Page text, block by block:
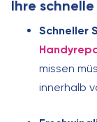
Ihre
Schneller
missen
innerhalb